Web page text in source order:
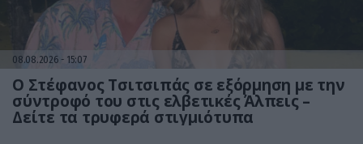
08.08.2026 15:07
Ο Στέφανος Τσιτσιπάς σε εξόρμηση με την
σύντροφό του στις ελβετικές Άλπεις –
Δείτε τα τρυφερά στιγμιότυπα